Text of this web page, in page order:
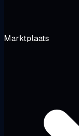
Marktplaats